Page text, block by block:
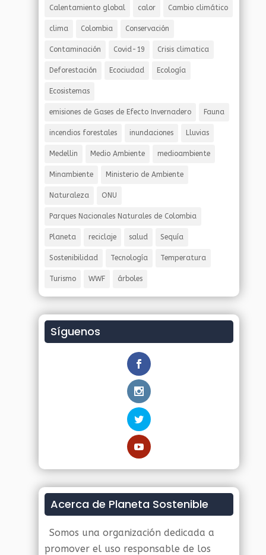
Calentamiento global calor Cambio climático
clima Colombia Conservación
Contaminación Covid-19 Crisis climatica
Deforestación Ecociudad Ecología
Ecosistemas
emisiones de Gases de Efecto Invernadero Fauna
incendios forestales inundaciones Lluvias
Medellin Medio Ambiente medioambiente
Minambiente Ministerio de Ambiente
Naturaleza ONU
Parques Nacionales Naturales de Colombia
Planeta reciclaje salud Sequía
Sostenibilidad Tecnología Temperatura
Turismo WWF árboles
Síguenos
Acerca de Planeta Sostenible
Somos una organización dedicada a
promover el uso responsable de los